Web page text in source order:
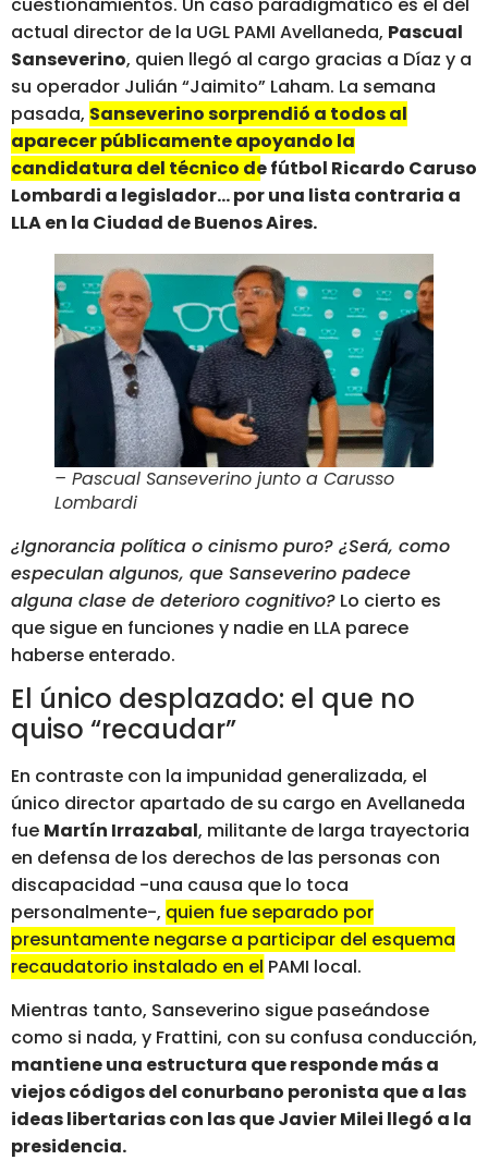
cuestionamientos. Un caso paradigmático es el del
actual director de la UGL PAMI Avellaneda, Pascual
Sanseverino, quien llegó al cargo gracias a Díaz y a
su operador Julián “Jaimito” Laham. La semana
pasada, Sanseverino sorprendió a todos al
aparecer públicamente apoyando la
candidatura del técnico de fútbol Ricardo Caruso
Lombardi a legislador… por una lista contraria a
LLA en la Ciudad de Buenos Aires.
– Pascual Sanseverino junto a Carusso
Lombardi
¿Ignorancia política o cinismo puro? ¿Será, como
especulan algunos, que Sanseverino padece
alguna clase de deterioro cognitivo? Lo cierto es
que sigue en funciones y nadie en LLA parece
haberse enterado.
El único desplazado: el que no
quiso “recaudar”
En contraste con la impunidad generalizada, el
único director apartado de su cargo en Avellaneda
fue Martín Irrazabal, militante de larga trayectoria
en defensa de los derechos de las personas con
discapacidad -una causa que lo toca
personalmente-, quien fue separado por
presuntamente negarse a participar del esquema
recaudatorio instalado en el PAMI local.
Mientras tanto, Sanseverino sigue paseándose
como si nada, y Frattini, con su confusa conducción,
mantiene una estructura que responde más a
viejos códigos del conurbano peronista que a las
ideas libertarias con las que Javier Milei llegó a la
presidencia.